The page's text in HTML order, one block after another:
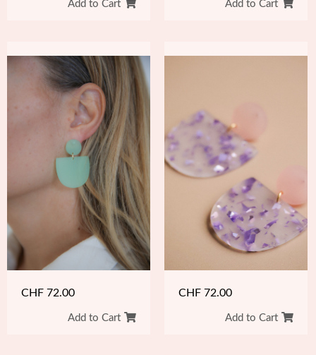
Add to Cart Add to Cart
CHF 72.00
Add to Cart
CHF 72.00
Add to Cart